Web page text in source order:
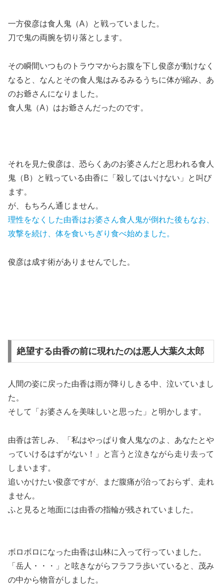
一方俊彦は食人鬼（A）と戦っていました。
刀で鬼の両腕を切り落とします。
その瞬間いつものトラウマからお腹を下し俊彦が動けなく
なると、 なんとその食人鬼はみるみるうちに体が縮み、あ
のお爺さんになりました。
食人鬼（A）はお爺さんだったのです。
それを見た俊彦は、恐らくあのお婆さんだと思われる食人
鬼（B）と戦っている由香に「殺してはいけない」と叫び
ます。
が、もちろん通じません。
理性をなくした由香はお婆さん食人鬼が倒れた後もなお、
攻撃を続け、体を食いちぎり食べ始めました。
俊彦は成す術がありませんでした。
絶望する由香の前に現れたのは悪人大葉久太郎
人間の姿に戻った由香は雨が降りしきる中、泣いていまし
た。
そして「お婆さんを美味しいと思った」と明かします。
由香は苦しみ、「私はやっぱり食人鬼なのよ、あなたとや
っていけるはずがない！」と言うと泣きながら走り去って
しまいます。
追いかけたい俊彦ですが、まだ腹痛が治っておらず、走れ
ません。
ふと見ると地面には由香の指輪が残されていました。
ボロボロになった由香は山林に入って行っていました。
「岳人・・・」と呟きながらフラフラ歩いていると、茂み
の中から物音がしました。